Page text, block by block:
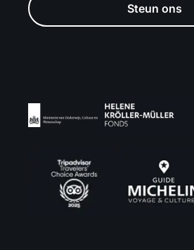
Steun ons